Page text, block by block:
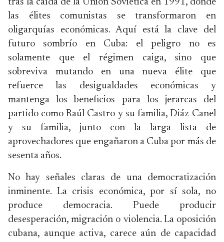
tras la caída de la Unión Soviética en 1991, donde
las élites comunistas se transformaron en
oligarquías económicas. Aquí está la clave del
futuro sombrío en Cuba: el peligro no es
solamente que el régimen caiga, sino que
sobreviva mutando en una nueva élite que
refuerce las desigualdades económicas y
mantenga los beneficios para los jerarcas del
partido como Raúl Castro y su familia, Diáz-Canel
y su familia, junto con la larga lista de
aprovechadores que engañaron a Cuba por más de
sesenta años.
No hay señales claras de una democratización
inminente. La crisis económica, por sí sola, no
produce democracia. Puede producir
desesperación, migración o violencia. La oposición
cubana, aunque activa, carece aún de capacidad